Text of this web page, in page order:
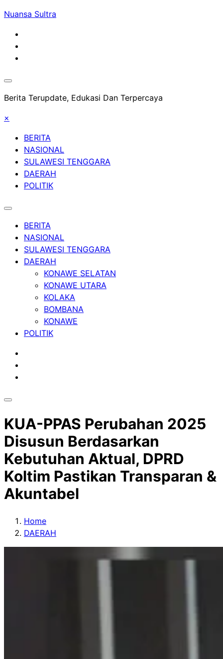
Skip
content
Nuansa Sultra
Berita Terupdate, Edukasi Dan Terpercaya
×
BERITA
NASIONAL
SULAWESI TENGGARA
DAERAH
POLITIK
BERITA
NASIONAL
SULAWESI TENGGARA
DAERAH
KONAWE SELATAN
KONAWE UTARA
KOLAKA
BOMBANA
KONAWE
POLITIK
KUA-PPAS Perubahan 2025
Disusun Berdasarkan
Kebutuhan Aktual, DPRD
Koltim Pastikan Transparan &
Akuntabel
Home
DAERAH